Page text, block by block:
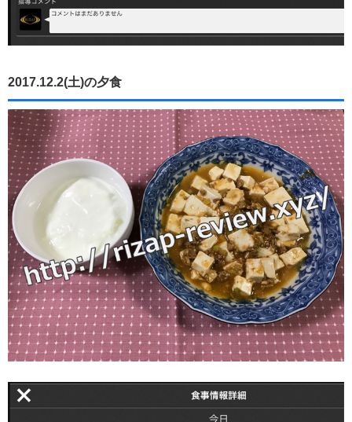
2017.12.2(土)の夕食